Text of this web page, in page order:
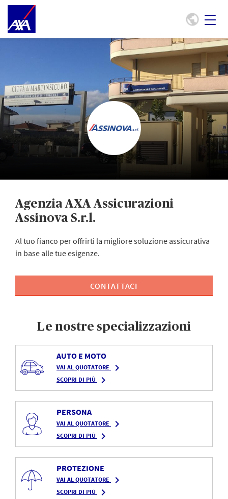
Agenzia AXA Assicurazioni
Assinova S.r.l.
Al tuo fianco per offrirti la migliore soluzione assicurativa
in base alle tue esigenze.
CONTATTACI
Le nostre specializzazioni
AUTO E MOTO
VAI AL QUOTATORE navigate_next
SCOPRI DI PIÙ navigate_next
PERSONA
VAI AL QUOTATORE navigate_next
SCOPRI DI PIÙ navigate_next
PROTEZIONE
VAI AL QUOTATORE navigate_next
SCOPRI DI PIÙ navigate_next